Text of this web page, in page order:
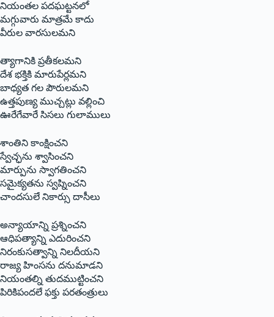
నియంతల పదఘట్టనలో
మగ్గువారు మాత్రమే కాదు
వీరుల వారసులమని
త్యాగానికి ప్రతీకలమని
దేశ భక్తికి మారుపేర్లమని
బాధ్యత గల పౌరులమని
ఉత్తపుణ్య ముచ్చట్లు వల్లించి
ఊరేగేవారే సిసలు గులాములు
శాంతిని కాంక్షించని
స్వేచ్ఛను శ్వాసించని
మార్పును స్వాగతించని
సమైక్యతను స్వప్నించని
చాందసులే నికార్సు దాసీలు
అన్యాయాన్ని ప్రశ్నించని
ఆధిపత్యాన్ని ఎదురించని
నిరంకుసత్వాన్ని నిలదీయని
రాజ్య హింసను దనుమాడని
నియంతల్ని తుదముట్టించని
పిరికిపందలే ఫక్తు పరతంత్రులు